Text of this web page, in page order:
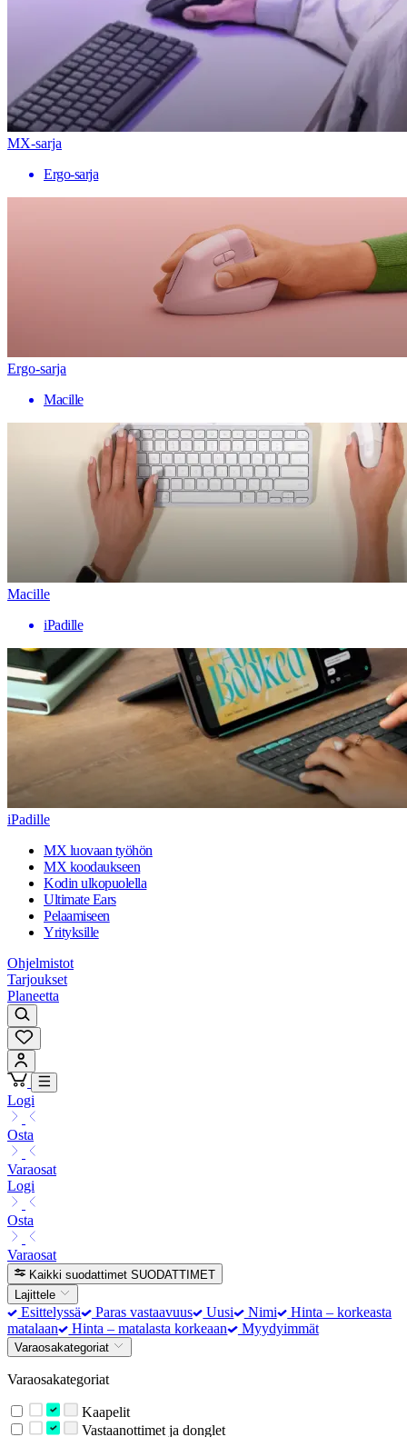
MX-sarja
Ergo-sarja
Ergo-sarja
Macille
Macille
iPadille
iPadille
MX luovaan työhön
MX koodaukseen
Kodin ulkopuolella
Ultimate Ears
Pelaamiseen
Yrityksille
Ohjelmistot
Tarjoukset
Planeetta
Logi
Osta
Varaosat
Logi
Osta
Varaosat
Kaikki suodattimet SUODATTIMET
Lajittele
Esittelyssä Paras vastaavuus Uusi Nimi
Hinta – korkeasta
matalaan
Hinta – matalasta korkeaan Myydyimmät
Varaosakategoriat
Varaosakategoriat
Kaapelit
Vastaanottimet ja donglet